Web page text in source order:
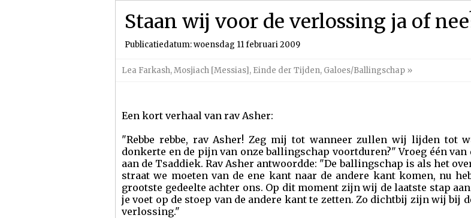
Staan wij voor de verlossing ja of
Publicatiedatum: woensdag 11 februari 2009
Lea Farkash,Mosjiach [Messias], Einde der Tijden, Galoes/Ballingschap »
Een kort verhaal van rav Asher:
"Rebbe rebbe, rav Asher! Zeg mij tot wanneer zullen wij lijden tot
donkerte en de pijn van onze ballingschap voortduren?" Vroeg één van
aan de Tsaddiek. Rav Asher antwoordde: "De ballingschap is als het
straat we moeten van de ene kant naar de andere kant komen, nu
grootste gedeelte achter ons. Op dit moment zijn wij de laatste stap
je voet op de stoep van de andere kant te zetten. Zo dichtbij zijn wij bij
verlossing."